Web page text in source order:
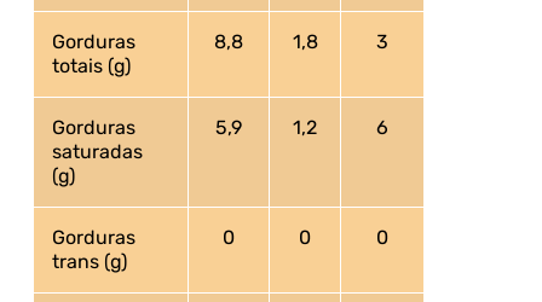
Gorduras
totais (g)
8,8 1,8 3
Gorduras
saturadas
(g)
5,9 1,2 6
Gorduras
trans (g)
0 0 0